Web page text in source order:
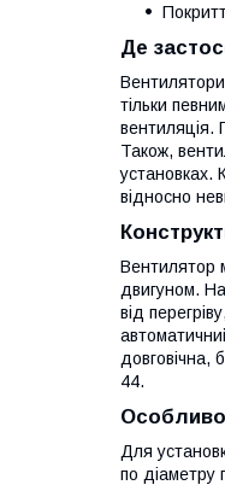
Де
тільки
вентиляція.
Також,
установках.
відносно
Вентилятор
двигуном.
від
довговічна,
44.
Для
по діаметру